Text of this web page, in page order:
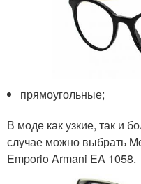
прямоугольные;
В моде как узкие, так и
случае можно выбрать
Emporio Armani EA 1058.